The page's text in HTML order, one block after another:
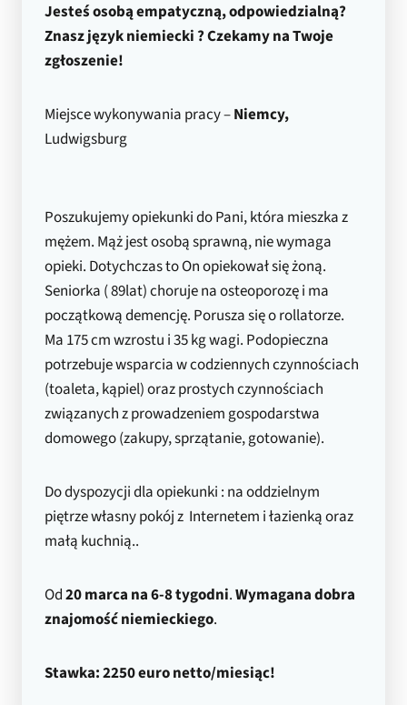
Jesteś osobą empatyczną, odpowiedzialną?
Znasz język niemiecki ? Czekamy na Twoje
zgłoszenie!
Miejsce wykonywania pracy –Niemcy,
Ludwigsburg
Poszukujemy opiekunki do Pani, która mieszka z
mężem. Mąż jest osobą sprawną, nie wymaga
opieki. Dotychczas to On opiekował się żoną.
Seniorka ( 89lat) choruje na osteoporozę i ma
początkową demencję. Porusza się o rollatorze.
Ma 175 cm wzrostu i 35 kg wagi. Podopieczna
potrzebuje wsparcia w codziennych czynnościach
(toaleta, kąpiel) oraz prostych czynnościach
związanych z prowadzeniem gospodarstwa
domowego (zakupy, sprzątanie, gotowanie).
Do dyspozycji dla opiekunki : na oddzielnym
piętrze własny pokój z Internetem i łazienką oraz
małą kuchnią..
Od20 marca na 6-8 tygodni.Wymagana dobra
znajomość niemieckiego.
Stawka: 2250 euro netto/miesiąc!